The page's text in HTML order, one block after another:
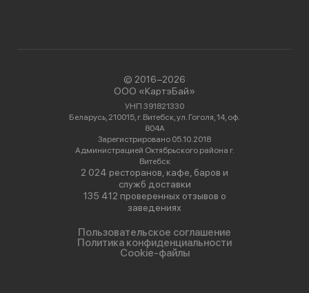
© 2016−2026
ООО «КартэБай»
УНП 391821330
Беларусь, 210015, г. Витебск, ул. Гоголя, 14, оф.
804А
Зарегистрировано 05.10.2018
Администрацией Октябрьского района г.
Витебск
2 024 ресторанов, кафе, баров и
служб доставки
135 412 проверенных отзывов о
заведениях
Пользовательское соглашение
Политика конфиденциальности
Cookie-файлы